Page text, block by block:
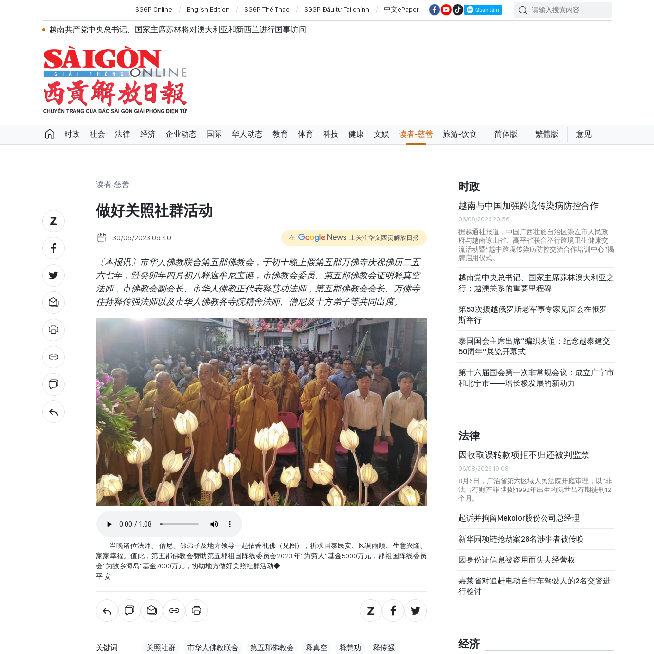
SGGP Online English Edition SGGP Thể Thao SGGP Đầu tư Tài chính 中文ePaper
越南共产党中央总书记、国家主席苏林将对澳大利亚和新西兰进行国事访问
越南政府总理黎明兴会见马来西亚国防部长
党中央总书记、国家主席苏林：越南与马来西亚关系日益活跃
党中央总书记、国家主席苏林：建设一部科学严谨、简明精炼、便于执行且具有长远生命力的党章
苏林总书记、国家主席会见东盟国家驻河内使节：共同建设团结、自强的东盟共同体
越南国会常务委员会会议：提交国会审议通过设立广宁市和北宁市《决议》
政府总理黎明兴：外交部门为构建有利于发展的对外格局作出贡献
越南第十六届国会第一次非常规会议：主动防范传统与非传统安全威胁
越南政府总理黎明兴：抓紧完善落实党中央三中全会《决议》的行动计划
第十六届国会第一次非常规会议：大力减少有条件的经营行业
时政 社会 法律 经济 企业动态 国际 华人动态 教育 体育 科技 健康 文娱 读者-慈善 旅游-饮食 简体版 繁體版 意见
读者-慈善
做好关照社群活动
30/05/2023 09:40 在 上关注华文西贡解放日报
〔本报讯〕市华人佛教联合第五郡佛教会，于初十晚上假第五郡万佛寺庆祝佛历二五
六七年，暨癸卯年四月初八释迦牟尼宝诞，市佛教会委员、第五郡佛教会证明释真空
法师，市佛教会副会长、市华人佛教正代表释慧功法师，第五郡佛教会会长、万佛寺
住持释传强法师以及市华人佛教各寺院精舍法师、僧尼及十方弟子等共同出席。
当晚诸位法师、 僧尼、佛弟子及地方领导一起拈香礼佛（见图），祈求国泰民安、风调雨顺、生意兴隆、
家家幸福。值此，第五郡佛教会赞助第五郡祖国阵线委员会2023 年“为穷人”基金5000万元，郡祖国阵线委员
会“为故乡海岛”基金7000万元，协助地方做好关照社群活动◆
平 安
关键词 关照社群 市华人佛教联合 第五郡佛教会 释真空 释慧功 释传强
时政
越南与中国加强跨境传染病防控合作
06/08/2026 20:56
据越通社报道，中国广西壮族自治区崇左市人民政
府与越南谅山省、高平省联合举行跨境卫生健康交
流活动暨“越中跨境传染病防控交流合作培训中心”揭
牌启用仪式。
越南党中央总书记、国家主席苏林澳大利亚之
行：越澳关系的重要里程碑
第53次援越俄罗斯老军事专家见面会在俄罗
斯举行
泰国国会主席出席“编织友谊：纪念越泰建交
50周年”展览开幕式
第十六届国会第一次非常规会议：成立广宁市
和北宁市——增长极发展的新动力
法律
因收取误转款项拒不归还被判监禁
06/08/2026 19:08
8月6日，广治省第六区域人民法院开庭审理，以“非
法占有财产罪”判处1992年出生的阮世吕有期徒刑12
个月。
起诉并拘留Mekolor股份公司总经理
新华园项链抢劫案28名涉事者被传唤
因身份证信息被盗用而失去经营权
嘉莱省对追赶电动自行车驾驶人的2名交警进
行检讨
经济